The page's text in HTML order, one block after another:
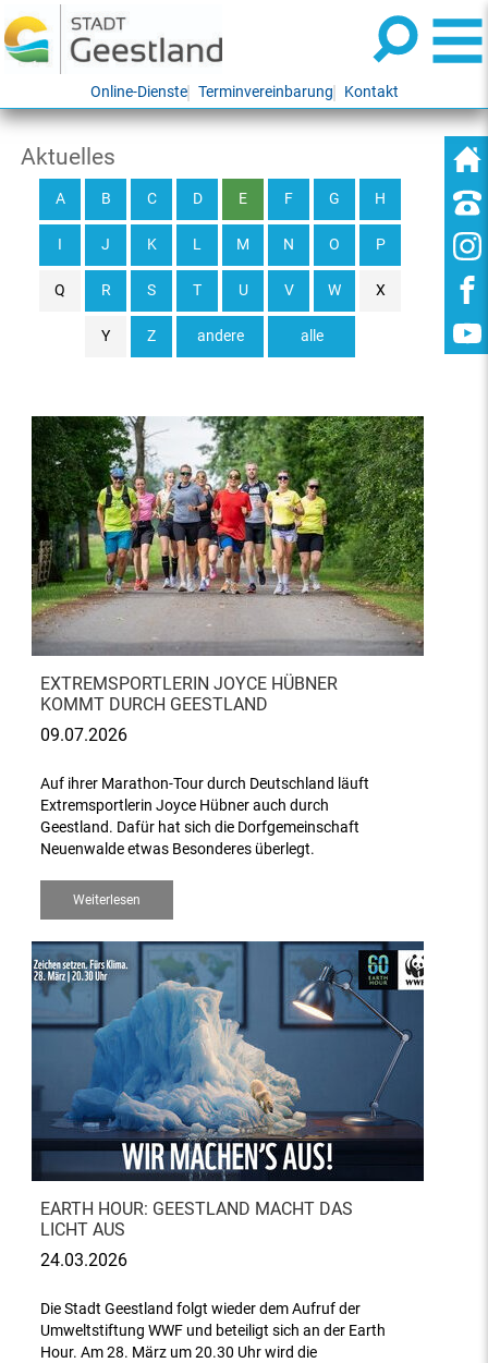
Online-Dienste Terminvereinbarung Kontakt
Aktuelles
alle
A B C D E F G H
I J K L M N O P
Q R S T U V W X
Y Z andere
EXTREMSPORTLERIN JOYCE HÜBNER
KOMMT DURCH GEESTLAND
09.07.2026
Auf ihrer Marathon-Tour durch Deutschland läuft
Extremsportlerin Joyce Hübner auch durch
Geestland. Dafür hat sich die Dorfgemeinschaft
Neuenwalde etwas Besonderes überlegt.
Weiterlesen
EARTH HOUR: GEESTLAND MACHT DAS
LICHT AUS
24.03.2026
Die Stadt Geestland folgt wieder dem Aufruf der
Umweltstiftung WWF und beteiligt sich an der Earth
Hour. Am 28. März um 20.30 Uhr wird die